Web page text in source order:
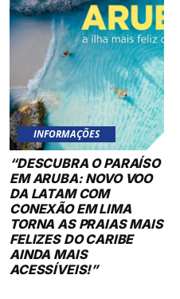
INFORMAÇÕES
“DESCUBRA O PARAÍSO
EM ARUBA: NOVO VOO
DA LATAM COM
CONEXÃO EM LIMA
TORNA AS PRAIAS MAIS
FELIZES DO CARIBE
AINDA MAIS
ACESSÍVEIS!”